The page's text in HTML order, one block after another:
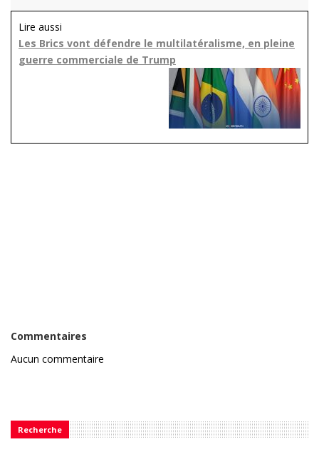
Lire aussi
Les Brics vont défendre le multilatéralisme, en pleine
guerre commerciale de Trump
Commentaires
Aucun commentaire
Recherche